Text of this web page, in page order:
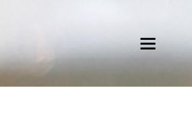
Toggle